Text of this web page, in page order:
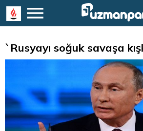
`Rusyayı soğuk savaşa